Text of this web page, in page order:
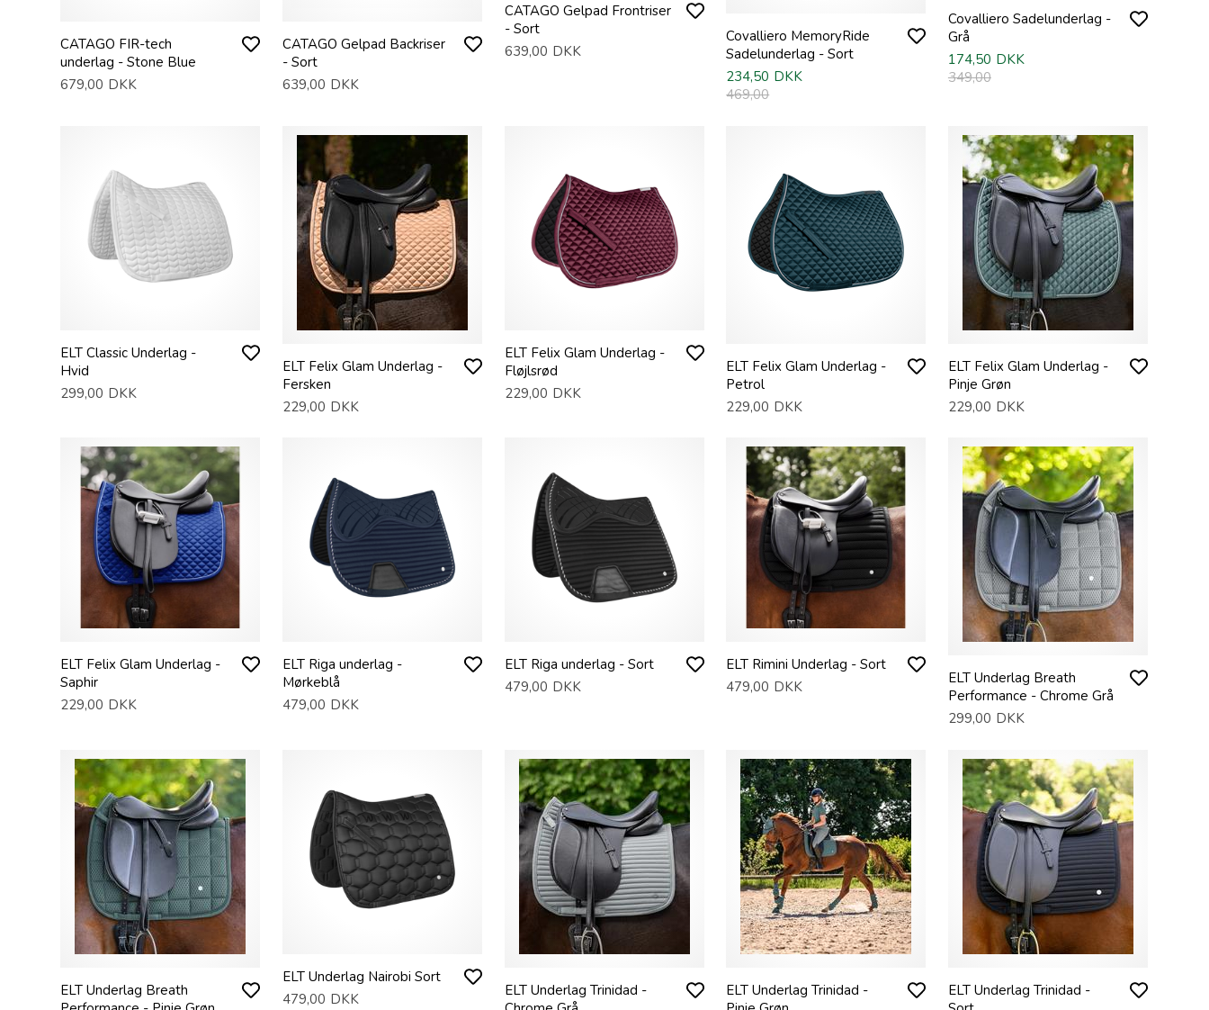
CATAGO FIR-tech
underlag - Stone Blue
679,00 DKK
CATAGO Gelpad Backriser
- Sort
639,00 DKK
CATAGO Gelpad Frontriser
- Sort
639,00 DKK
Covalliero MemoryRide
Sadelunderlag - Sort
234,50 DKK
469,00
Covalliero Sadelunderlag -
Grå
174,50 DKK
349,00
ELT Classic Underlag -
Hvid
299,00 DKK
ELT Felix Glam Underlag -
Fersken
229,00 DKK
ELT Felix Glam Underlag -
Fløjlsrød
229,00 DKK
ELT Felix Glam Underlag -
Petrol
229,00 DKK
ELT Felix Glam Underlag -
Pinje Grøn
229,00 DKK
ELT Felix Glam Underlag -
Saphir
229,00 DKK
ELT Riga underlag -
Mørkeblå
479,00 DKK
ELT Riga underlag - Sort
479,00 DKK
ELT Rimini Underlag - Sort
479,00 DKK
ELT Underlag Breath
Performance - Chrome Grå
299,00 DKK
ELT Underlag Breath
ELT Underlag Nairobi Sort
479,00 DKK
ELT Underlag Trinidad -
ELT Underlag Trinidad -
ELT Underlag Trinidad -